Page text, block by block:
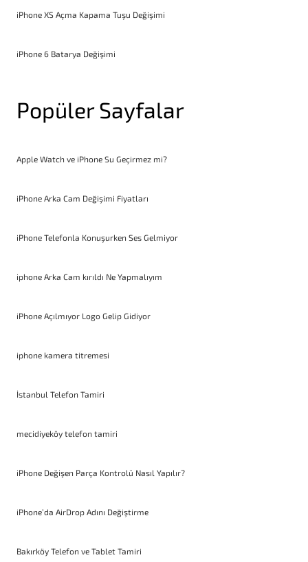
iPhone XS Açma Kapama Tuşu Değişimi
iPhone 6 Batarya Değişimi
Popüler Sayfalar
Apple Watch ve iPhone Su Geçirmez mi?
iPhone Arka Cam Değişimi Fiyatları
iPhone Telefonla Konuşurken Ses Gelmiyor
iphone Arka Cam kırıldı Ne Yapmalıyım
iPhone Açılmıyor Logo Gelip Gidiyor
iphone kamera titremesi
İstanbul Telefon Tamiri
mecidiyeköy telefon tamiri
iPhone Değişen Parça Kontrolü Nasıl Yapılır?
iPhone’da AirDrop Adını Değiştirme
Bakırköy Telefon ve Tablet Tamiri